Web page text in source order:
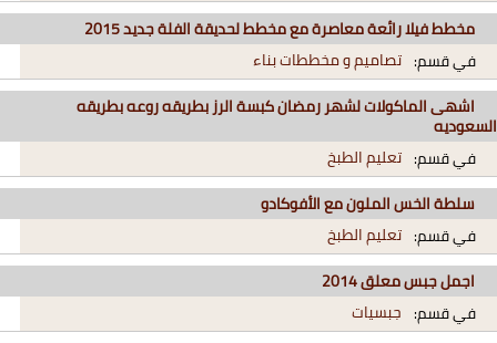
مخطط فيلا رائعة معاصرة مع مخطط لحديقة الفلة جديد 2015
في قسم: تصاميم و مخططات بناء
اشهى الماكولات لشهر رمضان كبسة الرز بطريقه روعه بطريقه
السعوديه
في قسم: تعليم الطبخ
سلطة الخس الملون مع الأفوكادو
في قسم: تعليم الطبخ
اجمل جبس معلق 2014
في قسم: جبسيات